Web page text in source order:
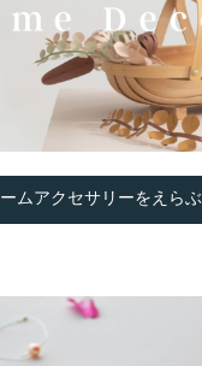
ムアクセサリーをえらぶ